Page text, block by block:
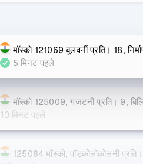
मॉस्को 125009, गजटनी प्रति। 9,
10 मिनट पहले
125084 मॉस्को, पॉडकोलोकोलनी
मॉस्को 121069 बुलवर्नी प्रति। 18,
5 मिनट पहले